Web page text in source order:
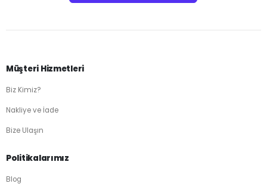
Müşteri Hizmetleri
Biz Kimiz?
Nakliye ve İade
Bize Ulaşın
Politikalarımız
Blog